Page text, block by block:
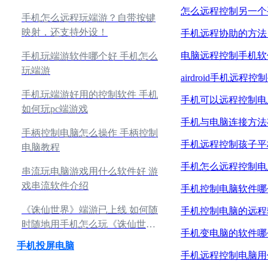
手机怎么远程玩端游？自带按键
映射，还支持外设！
手机玩端游软件哪个好 手机怎么
玩端游
手机玩端游好用的控制软件 手机
如何玩pc端游戏
手柄控制电脑怎么操作 手柄控制
电脑教程
串流玩电脑游戏用什么软件好 游
戏串流软件介绍
《诛仙世界》端游已上线 如何随
时随地用手机怎么玩《诛仙世
界》端游？
手机投屏电脑
怎么远程控制另一
手机远程协助的方
电脑远程控制手机
airdroid手机远程控
手机可以远程控制
手机与电脑连接方
手机远程控制孩子
手机怎么远程控制
手机控制电脑软件
手机控制电脑的远
手机变电脑的软件
手机远程控制电脑